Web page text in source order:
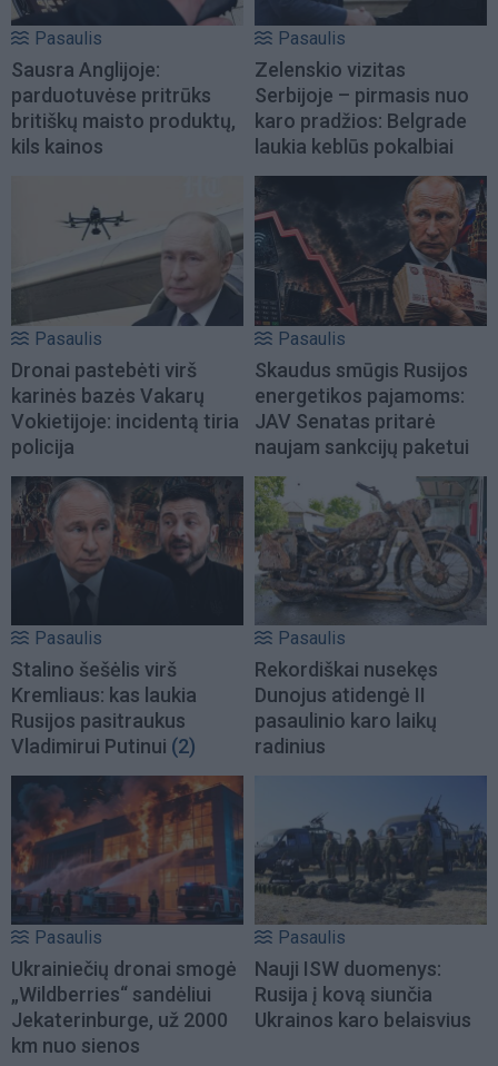
Pasaulis
Sausra Anglijoje:
parduotuvėse pritrūks
britiškų maisto produktų,
kils kainos
Pasaulis
Zelenskio vizitas
Serbijoje – pirmasis nuo
karo pradžios: Belgrade
laukia keblūs pokalbiai
Pasaulis
Dronai pastebėti virš
karinės bazės Vakarų
Vokietijoje: incidentą tiria
policija
Pasaulis
Skaudus smūgis Rusijos
energetikos pajamoms:
JAV Senatas pritarė
naujam sankcijų paketui
Pasaulis
Stalino šešėlis virš
Kremliaus: kas laukia
Rusijos pasitraukus
Vladimirui Putinui (2)
Pasaulis
Rekordiškai nusekęs
Dunojus atidengė II
pasaulinio karo laikų
radinius
Pasaulis
Ukrainiečių dronai smogė
„Wildberries“ sandėliui
Jekaterinburge, už 2000
km nuo sienos
Pasaulis
Nauji ISW duomenys:
Rusija į kovą siunčia
Ukrainos karo belaisvius